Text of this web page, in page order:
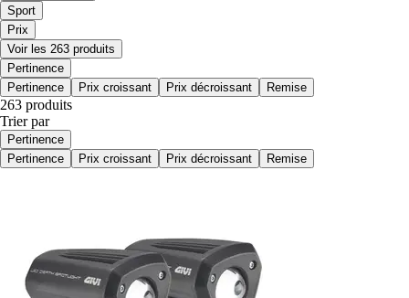
Sport
Prix
Voir les 263 produits
Pertinence
Pertinence
Prix croissant Prix décroissant Remise
263 produits
Trier par
Pertinence
Pertinence
Prix croissant Prix décroissant Remise